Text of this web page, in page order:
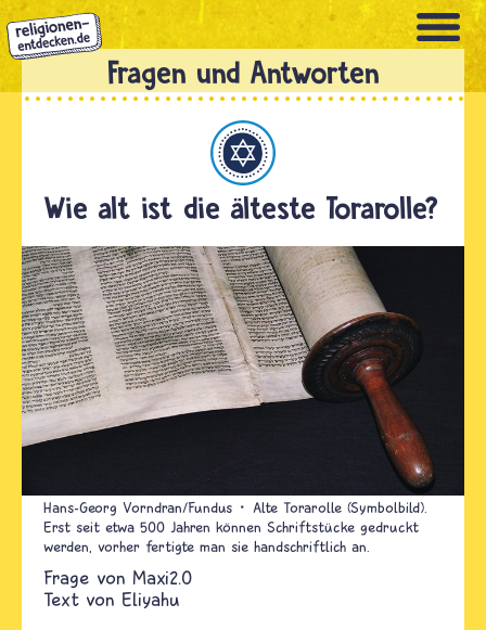
Direkt
zum
Inhalt
Wie alt ist die älteste Torarolle?
Hans-Georg Vorndran/Fundus
Alte Torarolle (Symbolbild).
Erst seit etwa 500 Jahren können Schriftstücke gedruckt
werden, vorher fertigte man sie handschriftlich an.
Maxi2.0
Text von Eliyahu